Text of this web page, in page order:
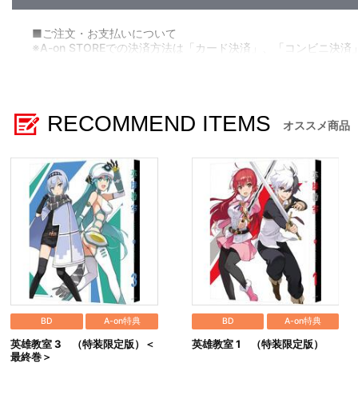
■ご注文・お支払いについて
※A-on STOREでの決済方法は「カード決済」、「コンビニ決
※決済方法「クレジットカード決済」を選択時には、発売月の
※決済方法「WEB・スマホ決済」を選択時は、即時決済処理を
※以下のご注文は、キャンセルさせていただく場合がございます
（１）転売、再販売または営利目的の恐れがある注文と判断し
（２）購入上限のある商品を個人またはグループが繰り返し注
（３）過去に複数の購入履歴がある個人またはグループが注文
（４）商品の送付先が物流倉庫、転送センターなどの場合
（５）上記以外で不正な注文と判断した場合
■配送について
※配送地域や決済方法、天候の状況等によって、お届け日が異
※配送地域は日本国内に限らせて頂きます。また、配送業者は佐
※配送箱につきましては交換対象外です。
※局留め（営業所受け取りサービス等）の対応はできかねます。
※商品の配送状況については、以下の手順でご確認頂けます。
（１）A-on STOREにアクセスし、ログインします。
（２）「マイページ」の「ご注文履歴」を開きます。
RECOMMEND ITEMS オススメ商品
BD A-on特典
英雄教室 3 （特装限定版）＜
最終巻＞
BD A-on特典
英雄教室 1 （特装限定版）